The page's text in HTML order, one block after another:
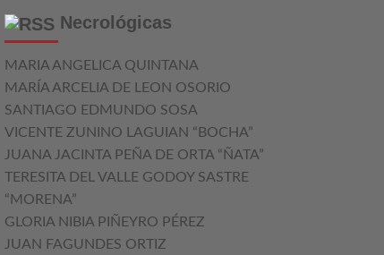
Necrológicas
MARIA ANGELICA QUINTANA
MARÍA ARCELIA DE LEON OSORIO
SANTIAGO EDMUNDO SOSA
VICENTE ZUNINO LAGUIAN “BOCHA”
JUANA JACINTA PEÑA DE ORTA “ÑATA”
TERESITA DEL VALLE GODOY SASTRE
“MORENA”
GLORIA NIBIA PIÑEYRO PÉREZ
JUAN FAGUNDES ORTIZ